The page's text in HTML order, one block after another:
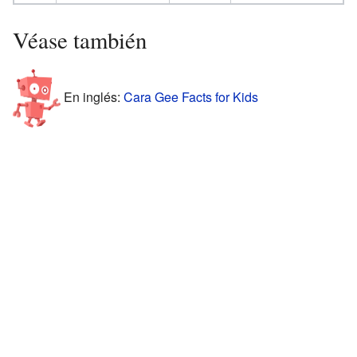
Véase también
En inglés: Cara Gee Facts for Kids